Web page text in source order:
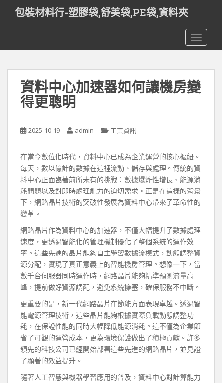
t
包裝材料行-塑膠袋,舒美袋,PE袋,資料夾
資料中心加速器如何讓機房變
得更聰明
2025-10-19 admin 工業資訊
在當今數位化時代，資料中心已成為企業運營的核心樞紐。
每天，數以億計的數據在這裡流動、儲存與處理。傳統的資
料中心正面臨著前所未有的挑戰：數據爆炸性增長、能源消
耗問題以及對即時處理能力的迫切需求。正是在這樣的背景
下，網路晶片技術的突破性發展為資料中心帶來了革命性的
變革。
網路晶片作為資料中心的加速器，不僅大幅提升了數據處理
速度，更透過智能化的管理機制優化了整個系統的運作效
率。這些先進的晶片能夠自主學習數據流模式，動態調整資
源分配，實現了真正意義上的智能機房管理。想像一下，當
數千台伺服器同時運作時，網路晶片能夠精準預測流量高
峰，提前做好資源調配，避免系統擁塞，確保服務不中斷。
更重要的是，新一代網路晶片在節能方面表現卓越。透過智
能電源管理技術，這些晶片能夠根據實際負載動態調整功
耗，在保證性能的同時大幅降低能源消耗。這不僅為企業節
省了可觀的運營成本，更為環境保護做出了積極貢獻。許多
領先的科技公司已經開始部署這些先進的網路晶片，並見證
了顯著的效益提升。
隨著人工智慧與機器學習應用的普及，資料中心對計算能力